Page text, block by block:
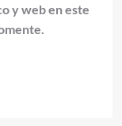
y web en este